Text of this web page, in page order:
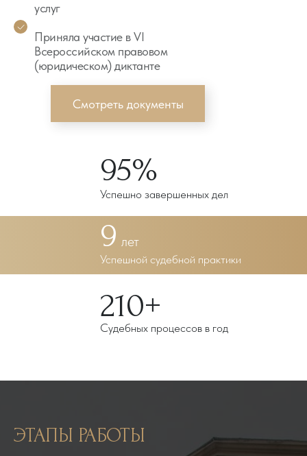
лет
Успешной судебной практики
Успешно завершенных дел
95%
Судебных процессов в год
210+
9
услуг
Приняла участие в VI
Всероссийском правовом
(юридическом) диктанте
Смотреть документы
ЭТАПЫ РАБОТЫ